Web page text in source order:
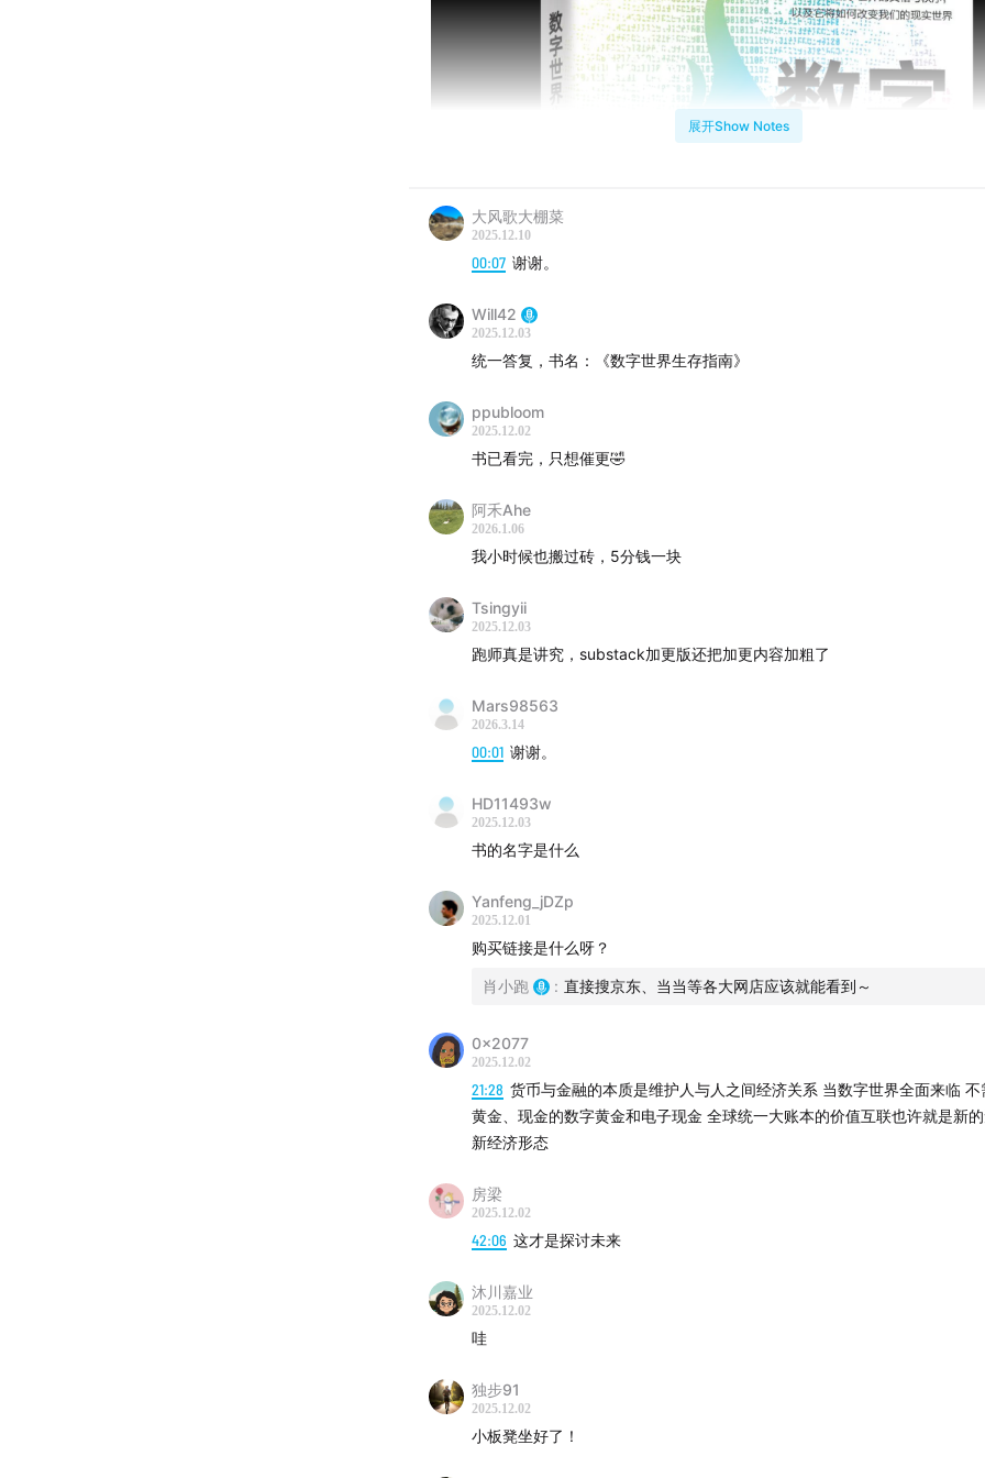
本期节目是与蓝狮子团队合作的新书分享直播。我们从播客到写书的缘
回到疫情时期大家“把一只脚迈进数字世界”的共同体验，从元宇宙、数字
到数字货币、区块链，再到今天的大模型与AI，系统梳理了书中总结出
世界的六大底层逻辑”。回放分享给大家~
时间戳：
00:22主播自我介绍与播客/写书缘起
文理两开花的诞生、疫情中的创作冲动，为什么要把播客变成一本书。
09:57什么是数字世界？从 Web1.0 / 2.0 / 3.0 到“有生命的生态系统”
统。
17:25数字世界的六大底层逻辑：六个“大框”
身份与契约、模因与结构、价值取向不可能三角、平行世界之桥、货币
·25:58在数字世界里，我到底是谁？——“身份与契约”展开
从搬砖队伍到智能合约，从现实中的“通行证”到极端的爱人世界，讨论
被契约与代码重塑。
·44:43模因与结构：庞氏、耗散结构与AI泡沫
盗梦空间、空气项目、英伟达、AI 三重“能量来源”，用模因与耗散结构
世界的风险与价值。
·59:37Web3、区块链、元宇宙还香吗？在AI时代的真正位置
它们是昙花一现的泡沫，还是正在从C位退到幕后基础设施？
·1:04:23AI 与区块链：生产力与生产关系的关系
AI经济、AI支付、智能合约、价值观与“代码即法律”，区块链如何成为AI
约束与支撑。
展开Show Notes
大风歌大棚菜
2025.12.10
00:07 谢谢。
Will42
2025.12.03
统一答复，书名：《数字世界生存指南》
ppubloom
2025.12.02
书已看完，只想催更🤣
阿禾Ahe
2026.1.06
我小时候也搬过砖，5分钱一块
Tsingyii
2025.12.03
跑师真是讲究，substack加更版还把加更内容加粗了
Mars98563
2026.3.14
00:01 谢谢。
HD11493w
2025.12.03
书的名字是什么
Yanfeng_jDZp
2025.12.01
购买链接是什么呀？
肖小跑 : 直接搜京东、当当等各大网店应该就能看到～
0x2077
2025.12.02
21:28 货币与金融的本质是维护人与人之间经济关系 当数字世界全面来临 不
黄金、现金的数字黄金和电子现金 全球统一大账本的价值互联也许就是新
新经济形态
房梁
2025.12.02
42:06 这才是探讨未来
沐川嘉业
2025.12.02
哇
独步91
2025.12.02
小板凳坐好了！